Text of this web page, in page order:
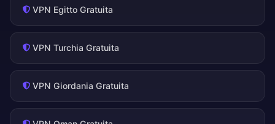
VPN Egitto Gratuita
VPN Turchia Gratuita
VPN Giordania Gratuita